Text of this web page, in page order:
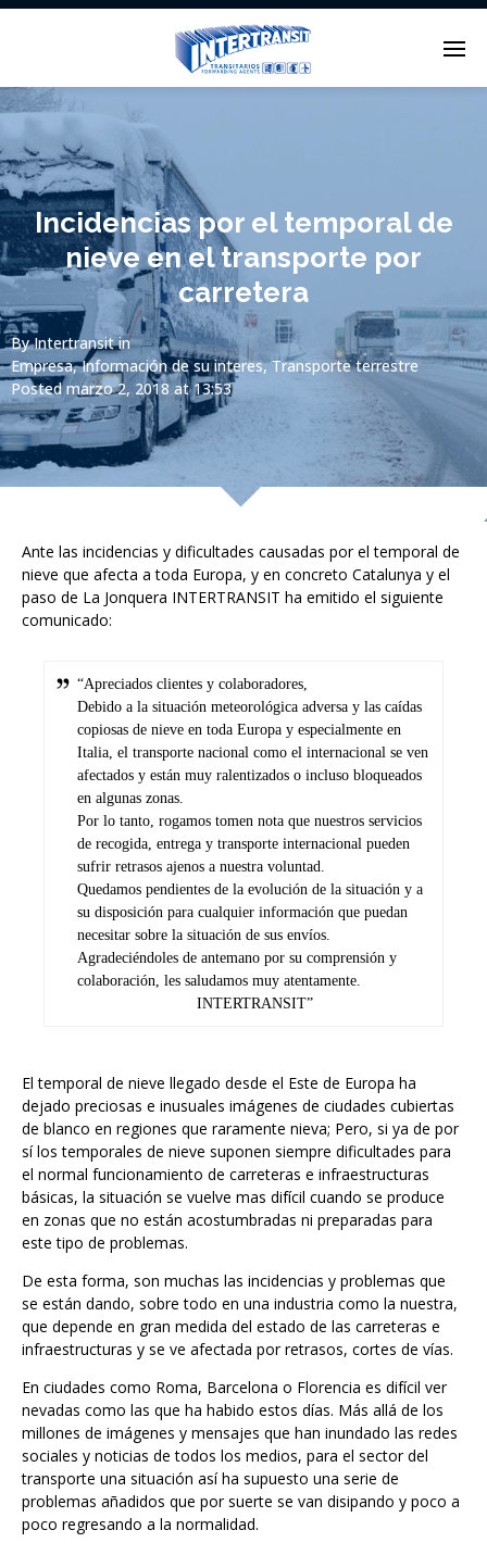
Enter tracking ID
Incidencias por el temporal de
nieve en el transporte por
carretera
By Intertransit in
Empresa,Información de su interes,Transporte terrestre
Posted marzo 2, 2018 at 13:53
Ante las incidencias y dificultades causadas por el temporal de
nieve que afecta a toda Europa, y en concreto Catalunya y el
paso de La Jonquera INTERTRANSIT ha emitido el siguiente
comunicado:
“Apreciados clientes y colaboradores,
Debido a la situación meteorológica adversa y las caídas
copiosas de nieve en toda Europa y especialmente en
Italia, el transporte nacional como el internacional se ven
afectados y están muy ralentizados o incluso bloqueados
en algunas zonas.
Por lo tanto, rogamos tomen nota que nuestros servicios
de recogida, entrega y transporte internacional pueden
sufrir retrasos ajenos a nuestra voluntad.
Quedamos pendientes de la evolución de la situación y a
su disposición para cualquier información que puedan
necesitar sobre la situación de sus envíos.
Agradeciéndoles de antemano por su comprensión y
colaboración, les saludamos muy atentamente.
INTERTRANSIT”
El temporal de nieve llegado desde el Este de Europa ha
dejado preciosas e inusuales imágenes de ciudades cubiertas
de blanco en regiones que raramente nieva; Pero, si ya de por
sí los temporales de nieve suponen siempre dificultades para
el normal funcionamiento de carreteras e infraestructuras
básicas, la situación se vuelve mas difícil cuando se produce
en zonas que no están acostumbradas ni preparadas para
este tipo de problemas.
De esta forma, son muchas las incidencias y problemas que
se están dando, sobre todo en una industria como la nuestra,
que depende en gran medida del estado de las carreteras e
infraestructuras y se ve afectada por retrasos, cortes de vías.
En ciudades como Roma, Barcelona o Florencia es difícil ver
nevadas como las que ha habido estos días. Más allá de los
millones de imágenes y mensajes que han inundado las redes
sociales y noticias de todos los medios, para el sector del
transporte una situación así ha supuesto una serie de
problemas añadidos que por suerte se van disipando y poco a
poco regresando a la normalidad.